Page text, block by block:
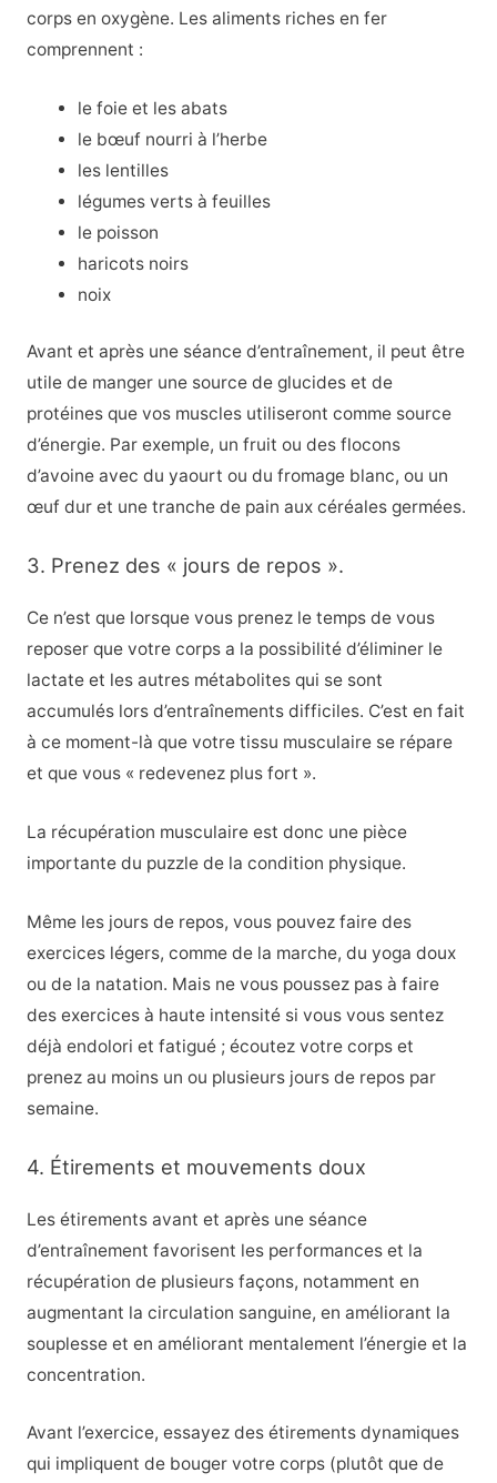
corps en oxygène. Les aliments riches en fer
comprennent :
le foie et les abats
le bœuf nourri à l’herbe
les lentilles
légumes verts à feuilles
le poisson
haricots noirs
noix
Avant et après une séance d’entraînement, il peut être
utile de manger une source de glucides et de
protéines que vos muscles utiliseront comme source
d’énergie. Par exemple, un fruit ou des flocons
d’avoine avec du yaourt ou du fromage blanc, ou un
œuf dur et une tranche de pain aux céréales germées.
3. Prenez des « jours de repos ».
Ce n’est que lorsque vous prenez le temps de vous
reposer que votre corps a la possibilité d’éliminer le
lactate et les autres métabolites qui se sont
accumulés lors d’entraînements difficiles. C’est en fait
à ce moment-là que votre tissu musculaire se répare
et que vous « redevenez plus fort ».
La récupération musculaire est donc une pièce
importante du puzzle de la condition physique.
Même les jours de repos, vous pouvez faire des
exercices légers, comme de la marche, du yoga doux
ou de la natation. Mais ne vous poussez pas à faire
des exercices à haute intensité si vous vous sentez
déjà endolori et fatigué ; écoutez votre corps et
prenez au moins un ou plusieurs jours de repos par
semaine.
4. Étirements et mouvements doux
Les étirements avant et après une séance
d’entraînement favorisent les performances et la
récupération de plusieurs façons, notamment en
augmentant la circulation sanguine, en améliorant la
souplesse et en améliorant mentalement l’énergie et la
concentration.
Avant l’exercice, essayez des étirements dynamiques
qui impliquent de bouger votre corps (plutôt que de